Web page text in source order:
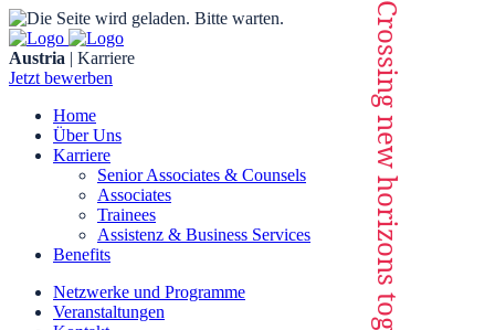
Skip
to
content
Austria | Karriere
Jetzt bewerben
Home
Über Uns
Karriere
Senior Associates & Counsels
Associates
Trainees
Assistenz & Business Services
Benefits
Netzwerke und Programme
Veranstaltungen
Crossing new horizons together.